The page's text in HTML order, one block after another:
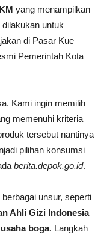
yang menampilkan
untuk
di Pasar Kue
Pemerintah Kota
Kami ingin memilih
memenuhi kriteria
tersebut nantinya
pilihan konsumsi
berita.depok.go.id.
unsur, seperti
Ahli Gizi Indonesia
boga. Langkah